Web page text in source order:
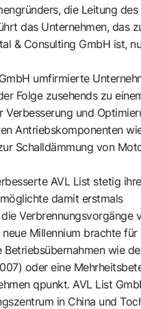
die Leitung des
das Unternehmen, das
& Consulting GmbH ist,
umfirmierte
Folge zusehends zu
Verbesserung und
Antriebskomponenten
Schalldämmung von
AVL List stetig
damit erstmals
Verbrennungsvorgänge
Millennium brachte für
Betriebsübernahmen wie
oder eine
qpunkt. AVL List
in China und